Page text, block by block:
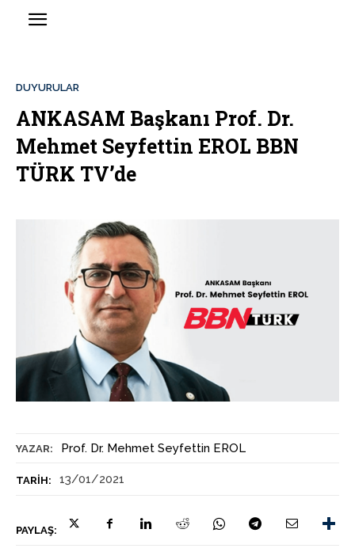
YAZAR: Prof. Dr. Mehmet Seyfettin EROL
TARIH: 13/01/2021
PAYLAŞ:
DUYURULAR
ANKASAM Başkanı Prof. Dr.
Mehmet Seyfettin EROL BBN
TÜRK TV’de